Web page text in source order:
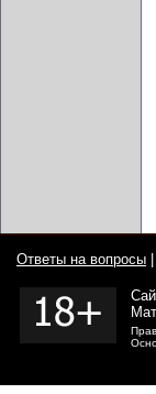
Ответы на вопросы